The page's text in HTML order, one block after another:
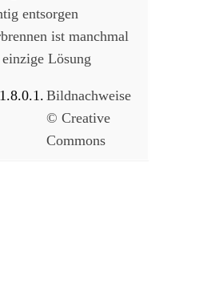
entsorgen
ist manchmal
Lösung
Bildnachweise
© Creative
Commons